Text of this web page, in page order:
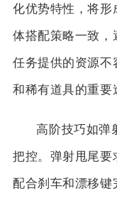
化优势特性，将形
体搭配策略一致，
任务提供的资源不
和稀有道具的重要
高阶技巧如弹
把控。弹射甩尾要
配合刹车和漂移键